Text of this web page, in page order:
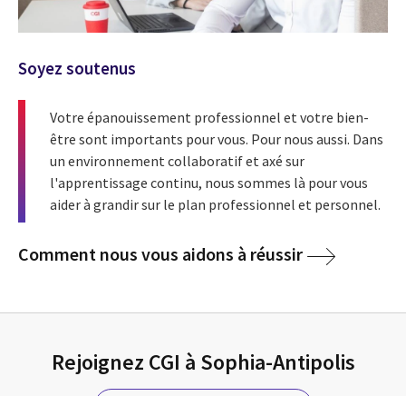
Soyez soutenus
Votre épanouissement professionnel et votre bien-
être sont importants pour vous. Pour nous aussi. Dans
un environnement collaboratif et axé sur
l'apprentissage continu, nous sommes là pour vous
aider à grandir sur le plan professionnel et personnel.
Comment nous vous aidons à réussir
Rejoignez CGI à Sophia-Antipolis